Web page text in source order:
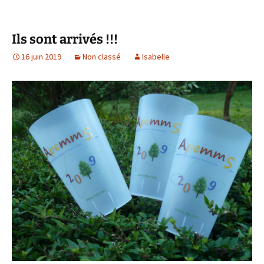
Ils sont arrivés !!!
16 juin 2019 Non classé Isabelle